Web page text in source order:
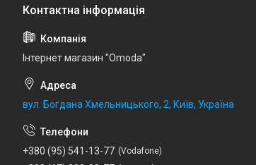
Інтернет магазин "Omoda"
вул. Богдана Хмельницького, 2, Київ, Україна
+380 (95) 541-13-77 Vodafone